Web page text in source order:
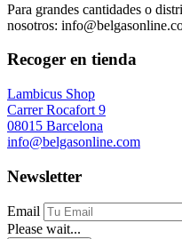
Para grandes cantidades o
nosotros:
Recoger en tienda
Lambicus Shop
Carrer Rocafort 9
08015 Barcelona
info@belgasonline.com
Newsletter
Email
Please wait...